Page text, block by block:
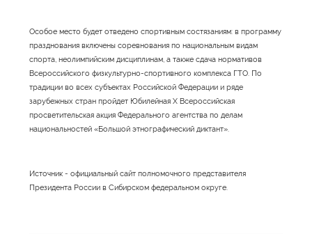
Особое место будет отведено спортивным состязаниям: в программу
празднования включены соревнования по национальным видам
спорта, неолимпийским дисциплинам, а также сдача нормативов
Всероссийского физкультурно-спортивного комплекса ГТО. По
традиции во всех субъектах Российской Федерации и ряде
зарубежных стран пройдет Юбилейная X Всероссийская
просветительская акция Федерального агентства по делам
национальностей «Большой этнографический диктант».
Источник - официальный сайт полномочного представителя
Президента России в Сибирском федеральном округе.